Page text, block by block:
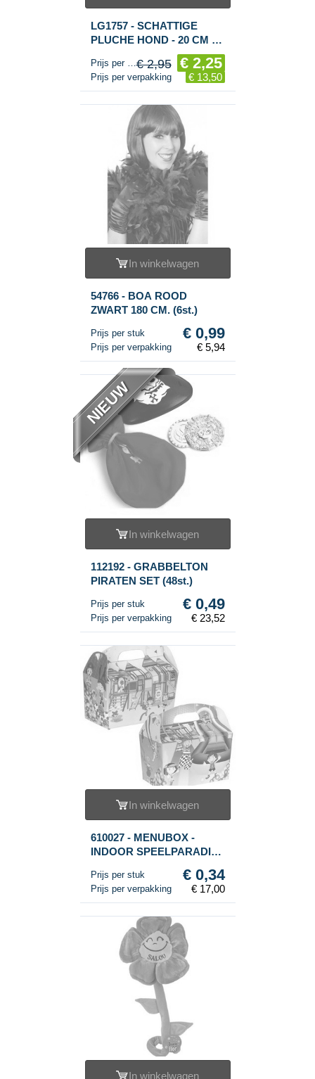
LG1757 - SCHATTIGE
PLUCHE HOND - 20 CM -
MIX KLEUREN (6st.)
Prijs per stuk€ 2,95 € 2,25
Prijs per verpakking € 13,50
In winkelwagen
54766 - BOA ROOD
ZWART 180 CM. (6st.)
Prijs per stuk € 0,99
Prijs per verpakking € 5,94
NIEUW
In winkelwagen
112192 - GRABBELTON
PIRATEN SET (48st.)
Prijs per stuk € 0,49
Prijs per verpakking € 23,52
In winkelwagen
610027 - MENUBOX -
INDOOR SPEELPARADIJS
Prijs per stuk € 0,34
Prijs per verpakking € 17,00
In winkelwagen